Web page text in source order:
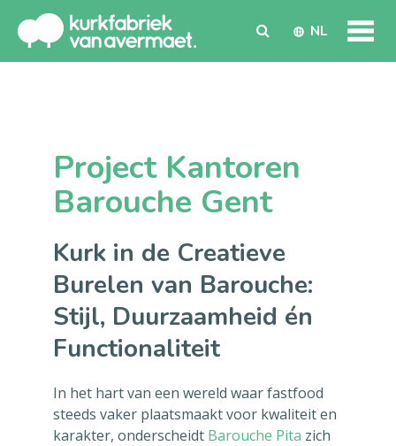
NL
Project Kantoren
Barouche Gent
Kurk in de Creatieve
Burelen van Barouche:
Stijl, Duurzaamheid én
Functionaliteit
In het hart van een wereld waar fastfood
steeds vaker plaatsmaakt voor kwaliteit en
karakter, onderscheidt Barouche Pita zich